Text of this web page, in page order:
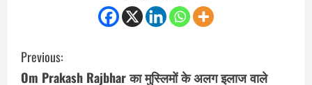
C
o
Previous:
Om Prakash Rajbhar का मुस्लिमों के अलग इलाज वाले